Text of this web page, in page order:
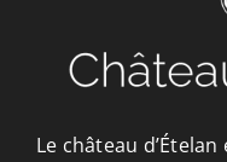
Le château